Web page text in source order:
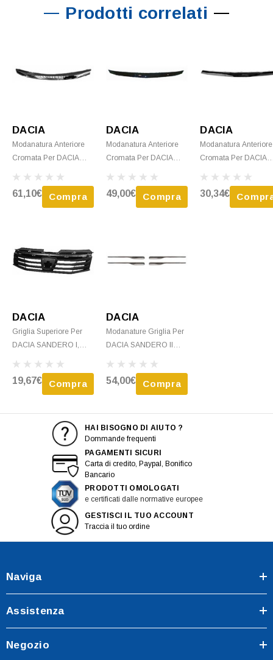
Prodotti correlati
DACIA
Modanatura Anteriore
Cromata Per DACIA
2009-2012,
Rivestimento Superiore
61,10€ Compra
DACIA
Modanatura Anteriore
Cromata Per DACIA
2012, Modanatura
Superiore Della Griglia
49,00€ Compra
DACIA
Modanatura Anteriore
Cromata Per DACIA
2017, Modanatura
Superiore Della
30,34€
DACIA
Griglia Superiore Per
DACIA SANDERO I,
Logo, Nuova
19,67€ Compra
DACIA
Modanature Griglia Per
DACIA SANDERO II
Modanature Cromate (4
Pezzi)
54,00€ Compra
HAI BISOGNO DI AIUTO ?
Dommande frequenti
PAGAMENTI SICURI
Carta di credito, Paypal, Bonifico
Bancario
PRODOTTI OMOLOGATI
e certificati dalle normative europee
GESTISCI IL TUO ACCOUNT
Traccia il tuo ordine
Naviga
Assistenza
Negozio